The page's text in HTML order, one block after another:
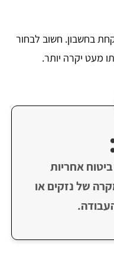
בחשבון. חשוב לבחור
מעט יקרה יותר.
אחריות
של נזקים או